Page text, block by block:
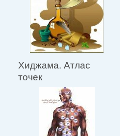
Хиджама. Атлас
точек